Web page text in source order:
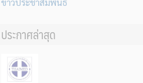
ข่าวประชาสัมพันธ์
ประกาศล่าสุด